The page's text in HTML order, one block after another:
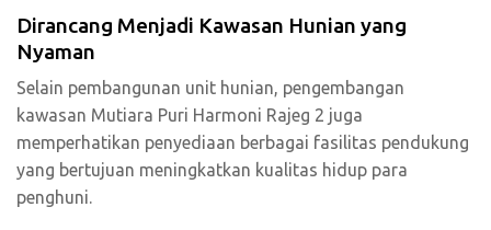
Dirancang Menjadi Kawasan Hunian yang
Nyaman
Selain pembangunan unit hunian, pengembangan
kawasan Mutiara Puri Harmoni Rajeg 2 juga
memperhatikan penyediaan berbagai fasilitas pendukung
yang bertujuan meningkatkan kualitas hidup para
penghuni.